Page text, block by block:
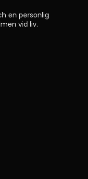
en personlig
vid liv.